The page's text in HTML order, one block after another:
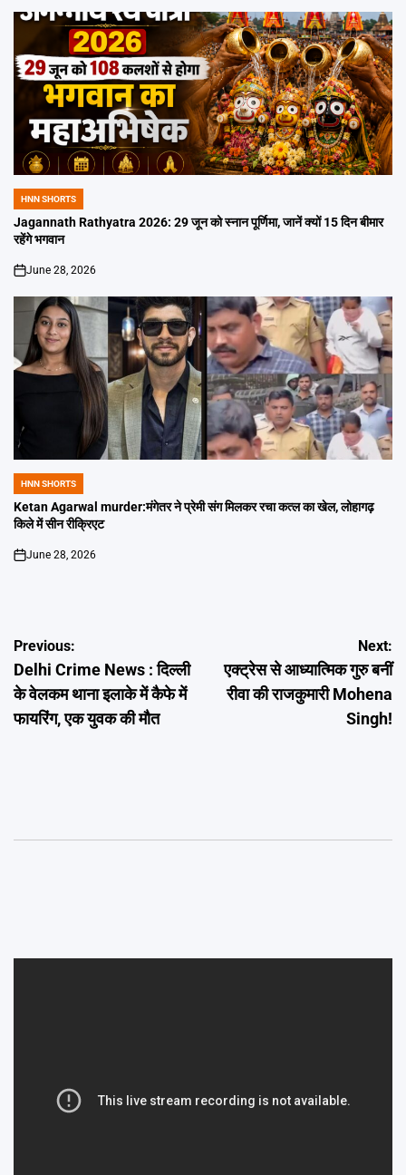
POSTED
IN
HNN SHORTS
Jagannath Rathyatra 2026: 29 जून को स्नान पूर्णिमा, जानें क्यों 15 दिन बीमार
रहेंगे भगवान
on
June 28, 2026
POSTED
IN
HNN SHORTS
Ketan Agarwal murder:मंगेतर ने प्रेमी संग मिलकर रचा कत्ल का खेल, लोहागढ़
किले में सीन रीक्रिएट
on
June 28, 2026
Post
navigation
Previous:
Delhi Crime News : दिल्ली
के वेलकम थाना इलाके में कैफे में
फायरिंग, एक युवक की मौत
Next:
एक्ट्रेस से आध्यात्मिक गुरु बनीं
रीवा की राजकुमारी Mohena
Singh!